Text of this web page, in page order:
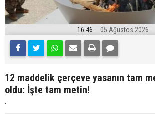
16:46 05 Ağustos 2026
12 maddelik çerçeve yasanın tam
oldu: İşte tam metin!
.